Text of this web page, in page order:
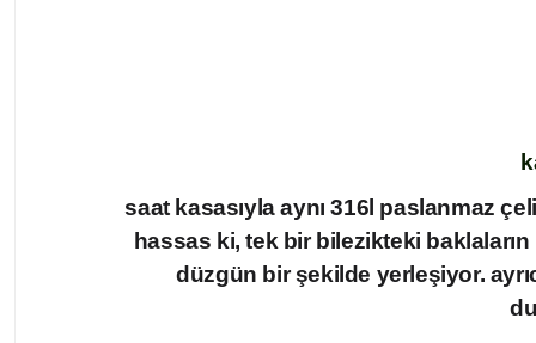
saat kasasıyla aynı 316l paslanmaz
hassas ki, tek bir bilezikteki
düzgün bir şekilde yerleşiyor.